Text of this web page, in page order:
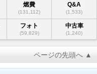
燃費
(131,112)
Q&A
(1,533)
フォト
(59,829)
中古車
(1,240)
ページの先頭へ ▲